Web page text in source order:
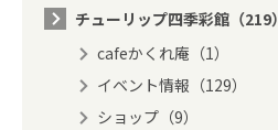
チューリップ四季彩館（219）
cafeかくれ庵（1）
イベント情報（129）
ショップ（9）